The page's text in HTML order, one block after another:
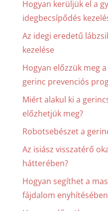
Hogyan kerüljük el a
idegbecsípődés
Az idegi eredetű
kezelése
Hogyan előzzük meg
gerinc prevenciós
Miért alakul ki a
előzhetjük meg?
Robotsebészet a
Az isiász visszatérő
hátterében?
Hogyan segíthet a
fájdalom